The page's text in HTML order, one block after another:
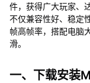
件，获得广大玩家、
不仅兼容性好、稳定
帧高帧率，搭配电脑
滑。
一、下载安装